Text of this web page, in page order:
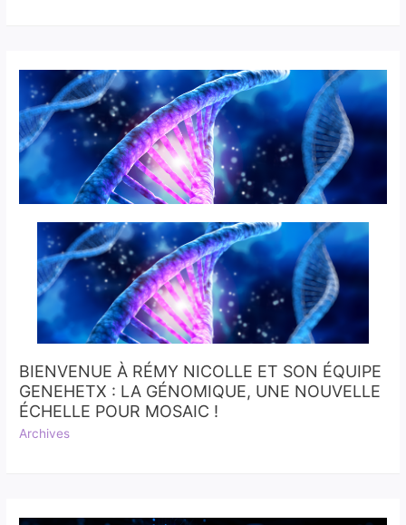
BIENVENUE À RÉMY NICOLLE ET SON ÉQUIPE
GENEHETX : LA GÉNOMIQUE, UNE NOUVELLE
ÉCHELLE POUR MOSAIC !
Archives